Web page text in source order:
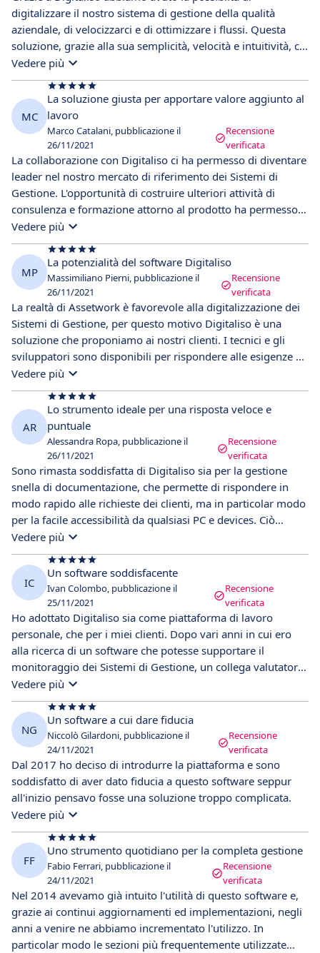
digitalizzare il nostro sistema di gestione della qualità
aziendale, di velocizzarci e di ottimizzare i flussi. Questa
soluzione, grazie alla sua semplicità, velocità e intuitività, ci
sta permettendo di crescere in modo sostenibile e autentico,
per questo motivo la consiglio alle organizzazioni.
Vedere più
MC
La soluzione giusta per apportare valore aggiunto al
lavoro
Marco Catalani, pubblicazione il
26/11/2021
Recensione
verificata
La collaborazione con Digitaliso ci ha permesso di diventare
leader nel nostro mercato di riferimento dei Sistemi di
Gestione. L'opportunità di costruire ulteriori attività di
consulenza e formazione attorno al prodotto ha permesso
la fidelizzazione dei clienti e l'aumento del fatturato dei
servizi connessi al prodotto per ciascuno di essi. Siamo
rimasti particolarmente soddisfatti del supporto di
assistenza, praticamente in tempo reale, e dalla continua
evoluzione del software.
Vedere più
MP
La potenzialità del software Digitaliso
Massimiliano Pierni, pubblicazione il
26/11/2021
Recensione
verificata
La realtà di Assetwork è favorevole alla digitalizzazione dei
Sistemi di Gestione, per questo motivo Digitaliso è una
soluzione che proponiamo ai nostri clienti. I tecnici e gli
sviluppatori sono disponibili per rispondere alle esigenze di
personalizzazione del software dei clienti e l'assistenza per
qualsiasi problematica risponde in tempi brevi. I clienti sono
molto soddisfatti poiché la piattaforma permette di
semplificare il controllo di tutte le scadenze, attraverso
avvisi e promemoria e tutta la documentazione è sempre
aggiornata e disponibile online, quindi consultabile da tutti
gli utenti.
Vedere più
AR
Lo strumento ideale per una risposta veloce e
puntuale
Alessandra Ropa, pubblicazione il
26/11/2021
Recensione
verificata
Sono rimasta soddisfatta di Digitaliso sia per la gestione
snella di documentazione, che permette di rispondere in
modo rapido alle richieste dei clienti, ma in particolar modo
per la facile accessibilità da qualsiasi PC e devices. Ciò
permette la consultazione, approvazione e aggiornamento
di documenti, la gestione di Non Conformità e Segnalazioni
senza che venga perso del tempo.
Vedere più
IC
Un software soddisfacente
Ivan Colombo, pubblicazione il
25/11/2021
Recensione
verificata
Ho adottato Digitaliso sia come piattaforma di lavoro
personale, che per i miei clienti. Dopo vari anni in cui ero
alla ricerca di un software che potesse supportare il
monitoraggio dei Sistemi di Gestione, un collega valutatore
mi ha fatto venire a conoscenza di questa soluzione e ,ad un
anno di distanza, posso confermare che le mie aspettative
siano state soddisfatte.
Vedere più
NG
Un software a cui dare fiducia
Niccolò Gilardoni, pubblicazione il
24/11/2021
Recensione
verificata
Dal 2017 ho deciso di introdurre la piattaforma e sono
soddisfatto di aver dato fiducia a questo software seppur
all'inizio pensavo fosse una soluzione troppo complicata.
Vedere più
FF
Uno strumento quotidiano per la completa gestione
Fabio Ferrari, pubblicazione il
24/11/2021
Recensione
verificata
Nel 2014 avevamo già intuito l'utilità di questo software e,
grazie ai continui aggiornamenti ed implementazioni, negli
anni a venire ne abbiamo incrementato l'utilizzo. In
particolar modo le sezioni più frequentemente utilizzate